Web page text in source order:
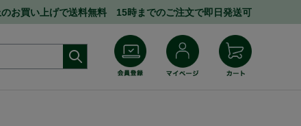
お買い上げで送料無料 15時までのご注文で即日発送可